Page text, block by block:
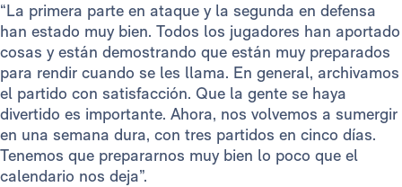
“La primera parte en ataque y la segunda en defensa
han estado muy bien. Todos los jugadores han aportado
cosas y están demostrando que están muy preparados
para rendir cuando se les llama. En general, archivamos
el partido con satisfacción. Que la gente se haya
divertido es importante. Ahora, nos volvemos a sumergir
en una semana dura, con tres partidos en cinco días.
Tenemos que prepararnos muy bien lo poco que el
calendario nos deja”.